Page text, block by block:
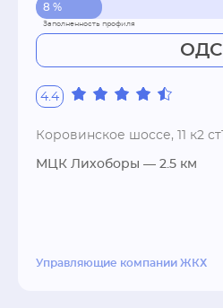
8 %
ОДС
4.4
Коровинское шоссе, 11 к2 ст1
МЦК Лихоборы — 2.5 км
Управляющие компании ЖКХ